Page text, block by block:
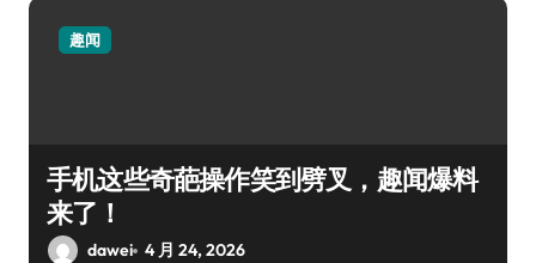
趣闻
手机这些奇葩操作笑到劈叉，趣闻爆料
来了！
dawei 4 月 24, 2026